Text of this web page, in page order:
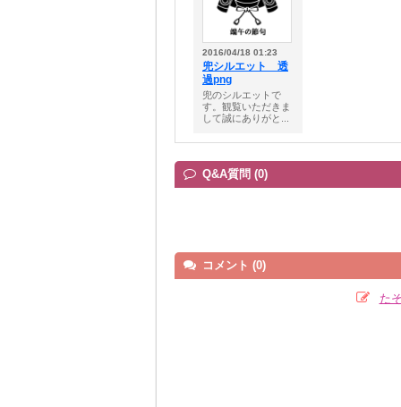
2016/04/18 01:23
兜シルエット 透
過png
兜のシルエットで
す。観覧いただきま
して誠にありがと...
Q&A質問 (0)
コメント (0)
た